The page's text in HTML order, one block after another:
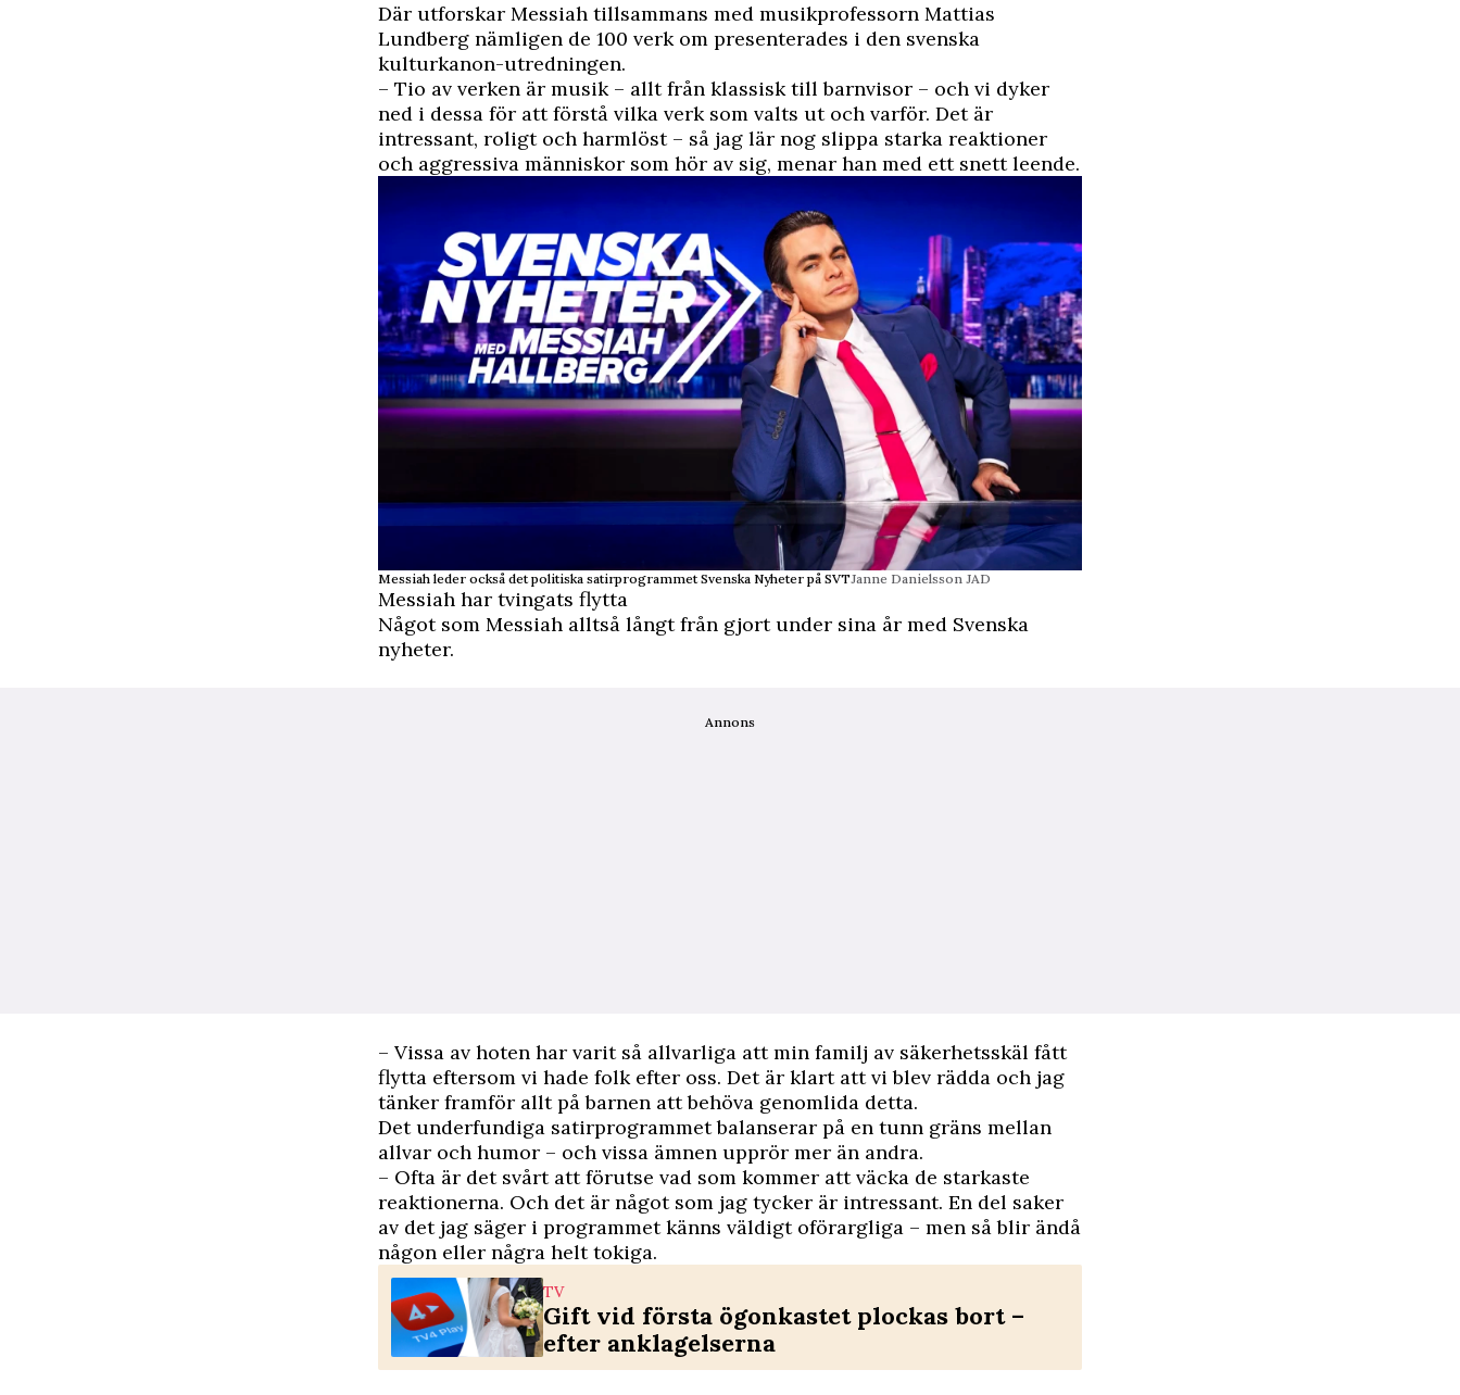
Där utforskar Messiah tillsammans med musikprofessorn Mattias
Lundberg nämligen de 100 verk om presenterades i den svenska
kulturkanon-utredningen.
– Tio av verken är musik – allt från klassisk till barnvisor – och vi dyker
ned i dessa för att förstå vilka verk som valts ut och varför. Det är
intressant, roligt och harmlöst – så jag lär nog slippa starka reaktioner
och aggressiva människor som hör av sig, menar han med ett snett leende.
Messiah leder också det politiska satirprogrammet Svenska Nyheter på SVTJanne Danielsson JAD
Messiah har tvingats flytta
Något som Messiah alltså långt från gjort under sina år med Svenska
nyheter.
Annons
– Vissa av hoten har varit så allvarliga att min familj av säkerhetsskäl fått
flytta eftersom vi hade folk efter oss. Det är klart att vi blev rädda och jag
tänker framför allt på barnen att behöva genomlida detta.
Det underfundiga satirprogrammet balanserar på en tunn gräns mellan
allvar och humor – och vissa ämnen upprör mer än andra.
– Ofta är det svårt att förutse vad som kommer att väcka de starkaste
reaktionerna. Och det är något som jag tycker är intressant. En del saker
av det jag säger i programmet känns väldigt oförargliga – men så blir ändå
någon eller några helt tokiga.
TV
Gift vid första ögonkastet plockas bort –
efter anklagelserna